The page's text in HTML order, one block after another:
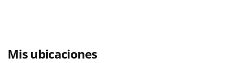
Mis ubicaciones